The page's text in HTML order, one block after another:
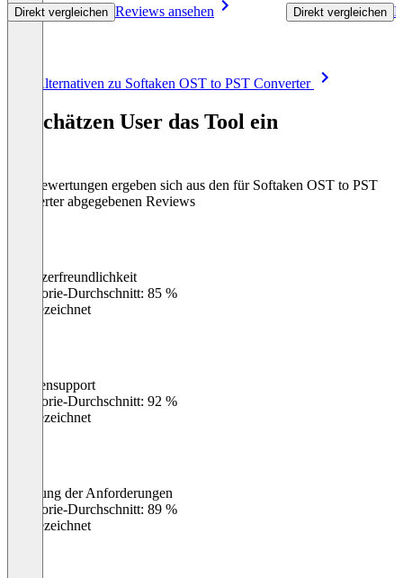
Direkt vergleichen Reviews ansehen Direkt vergleichen
Alle Alternativen zu Softaken OST to PST Converter
So schätzen User das Tool ein
Die Bewertungen ergeben sich aus den für Softaken OST to PST
Converter abgegebenen Reviews
Benutzerfreundlichkeit
Kategorie-Durchschnitt: 85 %
Ausgezeichnet
Kundensupport
Kategorie-Durchschnitt: 92 %
Ausgezeichnet
Erfüllung der Anforderungen
Kategorie-Durchschnitt: 89 %
Ausgezeichnet